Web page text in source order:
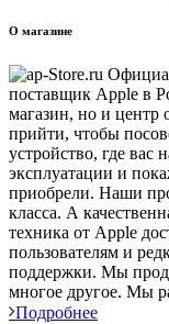
О магазине
поставщик Apple в
магазин, но и центр
прийти, чтобы
устройство, где вас
эксплуатации и
приобрели. Наши
класса. А
техника от Apple
пользователям и
поддержки. Мы
многое другое. Мы
Подробнее